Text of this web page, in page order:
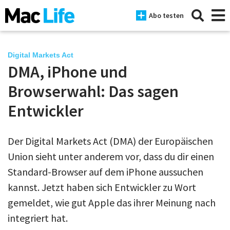
Abo testen
News
iPhone
iPad
Tests
Tipps
Magazine
Digital Markets Act
DMA, iPhone und
Browserwahl: Das sagen
Entwickler
Der Digital Markets Act (DMA) der Europäischen
Union sieht unter anderem vor, dass du dir einen
Standard-Browser auf dem iPhone aussuchen
kannst. Jetzt haben sich Entwickler zu Wort
gemeldet, wie gut Apple das ihrer Meinung nach
integriert hat.